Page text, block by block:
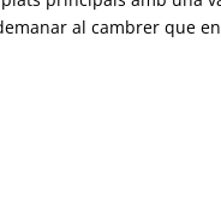
al cambrer que